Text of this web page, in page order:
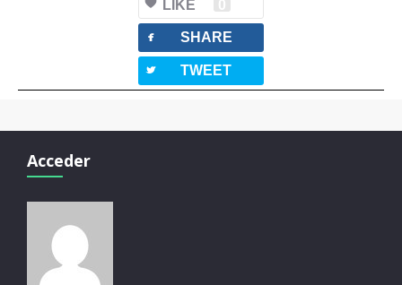
LIKE 0
facebook SHARE
twitterbird TWEET
Acceder